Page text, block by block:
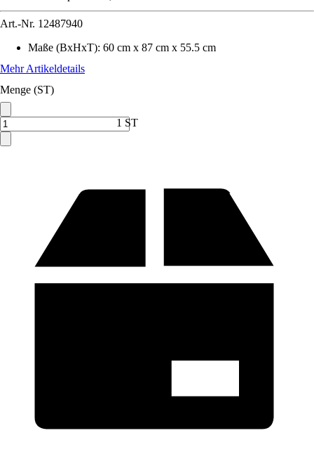
Art.-Nr. 12487940
Maße (BxHxT): 60 cm x 87 cm x 55.5 cm
Mehr Artikeldetails
Menge (ST)
1 ST